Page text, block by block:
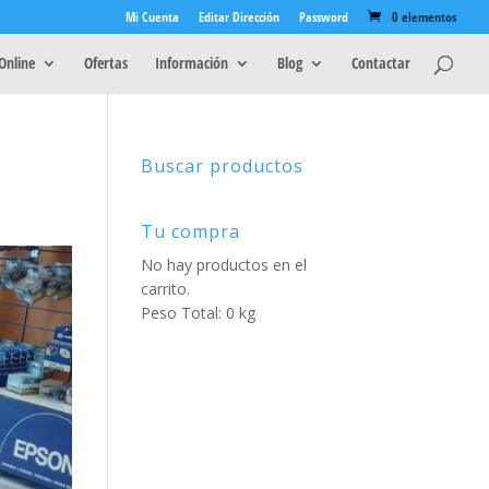
Mi Cuenta Editar Dirección Password 0 elementos
Ofertas Información Blog Contactar
Buscar productos
Tu compra
No hay productos en el
carrito.
Peso Total: 0 kg